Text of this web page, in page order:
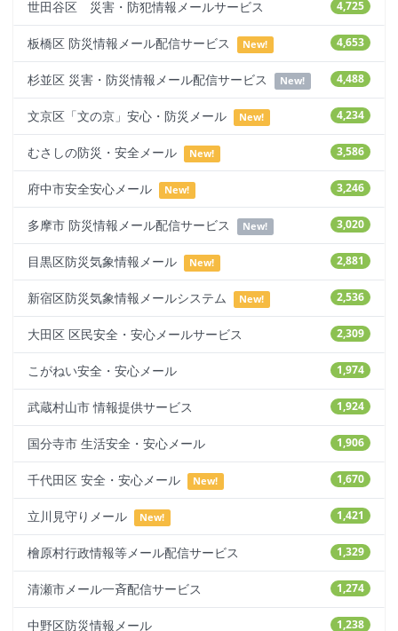
4,725
世田谷区 災害・防犯情報メールサービス
4,653
板橋区 防災情報メール配信サービス New!
4,488
杉並区 災害・防災情報メール配信サービス New!
4,234
文京区「文の京」安心・防災メール New!
3,586
むさしの防災・安全メール New!
3,246
府中市安全安心メール New!
3,020
多摩市 防災情報メール配信サービス New!
2,881
目黒区防災気象情報メール New!
2,536
新宿区防災気象情報メールシステム New!
2,309
大田区 区民安全・安心メールサービス
1,974
こがねい安全・安心メール
1,924
武蔵村山市 情報提供サービス
1,906
国分寺市 生活安全・安心メール
1,670
千代田区 安全・安心メール New!
1,421
立川見守りメール New!
1,329
檜原村行政情報等メール配信サービス
1,274
清瀬市メール一斉配信サービス
1,238
中野区防災情報メール